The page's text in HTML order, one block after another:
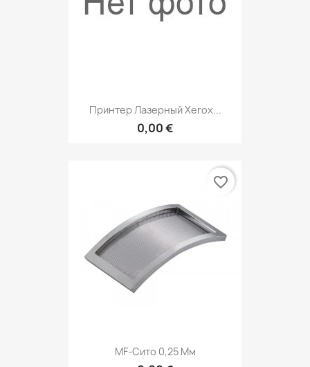
Принтер Лазерный Xerox...
0,00 €
MF-Сито 0,25 Мм
favorite_border